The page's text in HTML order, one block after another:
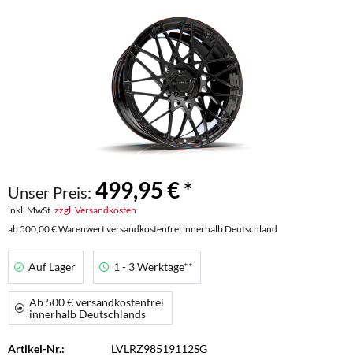
Unser Preis: 499,95 € *
inkl. MwSt. zzgl. Versandkosten
ab 500,00 € Warenwert versandkostenfrei innerhalb Deutschland
Auf Lager 1 - 3 Werktage**
Ab 500 € versandkostenfrei
innerhalb Deutschlands
Artikel-Nr.: LVLRZ98519112SG